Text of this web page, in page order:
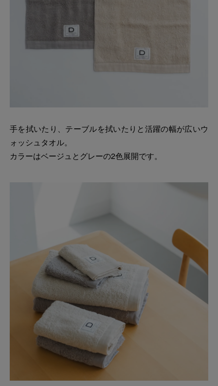
手を拭いたり、テーブルを拭いたりと活躍の幅が広いウ
ォッシュタオル。
カラーはベージュとグレーの2色展開です。